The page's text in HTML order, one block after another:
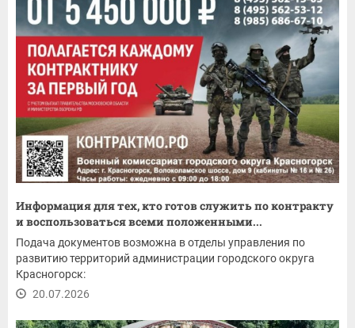
Информация для тех, кто готов служить по контракту
и воспользоваться всеми положенными...
Подача документов возможна в отделы управления по
развитию территорий администрации городского округа
Красногорск:
20.07.2026